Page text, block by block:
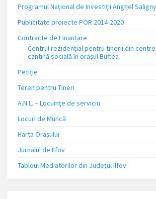
Programul Național de Investiții Anghel Saligny
Publicitate proiecte POR 2014-2020
Contracte de Finanțare
Centrul rezidențial pentru tinerii din
cantină socială în orașul Buftea
Petiție
Teren pentru Tineri
A.N.L. – Locuinţe de serviciu
Locuri de Muncă
Harta Orașului
Jurnalul de Ilfov
Tabloul Mediatorilor din Județul Ilfov